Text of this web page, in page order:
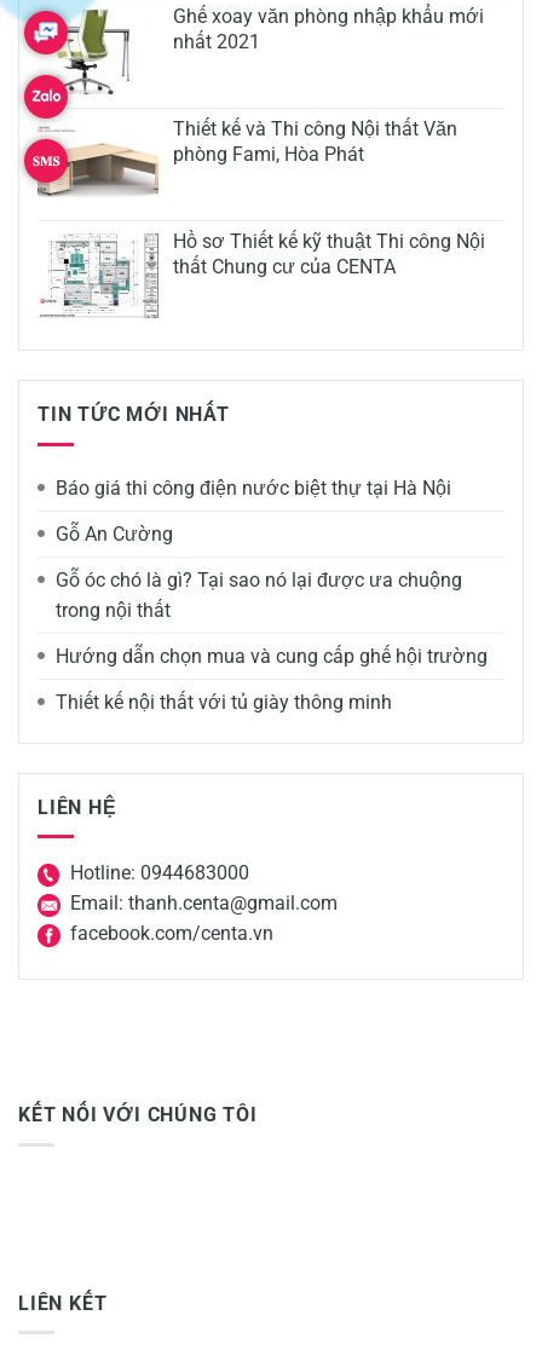
Ghế xoay văn phòng nhập khẩu mới
nhất 2021
Thiết kế và Thi công Nội thất Văn
phòng Fami, Hòa Phát
Hồ sơ Thiết kế kỹ thuật Thi công Nội
thất Chung cư của CENTA
TIN TỨC MỚI NHẤT
Báo giá thi công điện nước biệt thự tại Hà Nội
Gỗ An Cường
Gỗ óc chó là gì? Tại sao nó lại được ưa chuộng
trong nội thất
Hướng dẫn chọn mua và cung cấp ghế hội trường
Thiết kế nội thất với tủ giày thông minh
LIÊN HỆ
Hotline: 0944683000
Email: thanh.centa@gmail.com
facebook.com/centa.vn
KẾT NỐI VỚI CHÚNG TÔI
LIÊN KẾT